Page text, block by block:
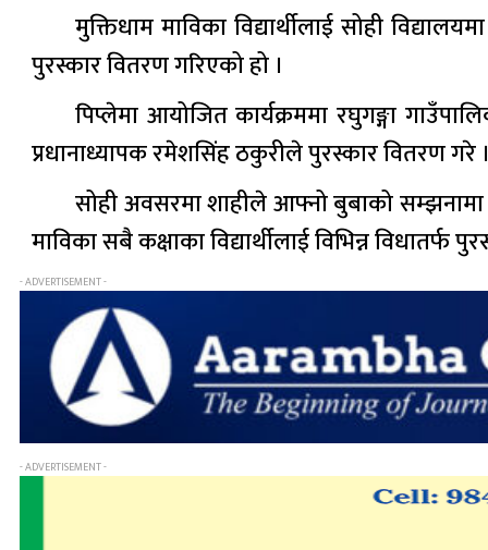
मुक्तिधाम माविका विद्यार्थीलाई सोही
पुरस्कार वितरण गरिएको हो ।
पिप्लेमा आयोजित कार्यक्रममा रघुगङ्गा
प्रधानाध्यापक रमेशसिंह ठकुरीले पुरस्कार वितरण गरे
सोही अवसरमा शाहीले आफ्नो बुबाको सम्झनामा
माविका सबै कक्षाका विद्यार्थीलाई विभिन्न विधातर्फ
- ADVERTISEMENT -
- ADVERTISEMENT -